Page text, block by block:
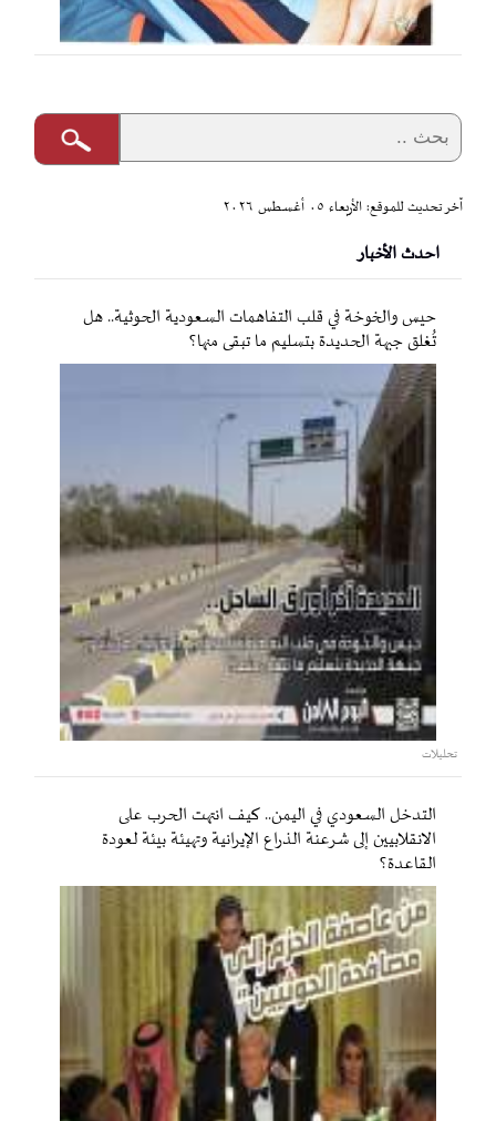
آخر تحديث للموقع: الأربعاء ٠٥ أغسطس ٢٠٢٦
احدث الأخبار
حيس والخوخة في قلب التفاهمات السعودية الحوثية.. هل
تُغلق جبهة الحديدة بتسليم ما تبقى منها؟
تحليلات
التدخل السعودي في اليمن.. كيف انتهت الحرب على
الانقلابيين إلى شرعنة الذراع الإيرانية وتهيئة بيئة لعودة
القاعدة؟